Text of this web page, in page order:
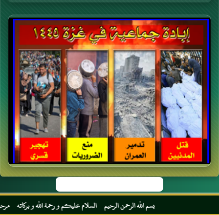
بسم الله الرحمن الرحيم السلام عليكم و رحمة الله و بركاته مرحبا